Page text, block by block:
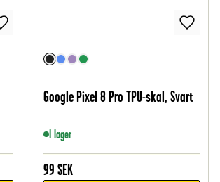
Google Pixel 8 Pro TPU-skal, Svart
I lager
99 SEK